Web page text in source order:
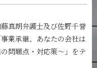
真朗弁護士及び佐野千誉
業承継、あなたの会社は
問題点・対応策～」をテ